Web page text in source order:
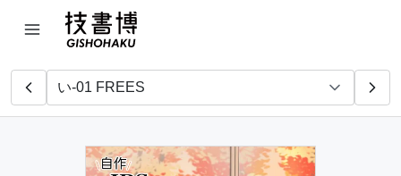
ぽんぽこ開発 オ